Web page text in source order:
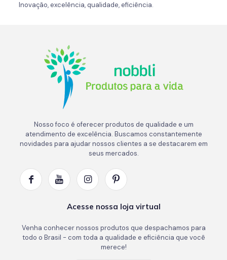
Inovação, excelência, qualidade, eficiência.
Nosso foco é oferecer produtos de qualidade e um
atendimento de excelência. Buscamos constantemente
novidades para ajudar nossos clientes a se destacarem em
seus mercados.
Acesse nossa loja virtual
Venha conhecer nossos produtos que despachamos para
todo o Brasil - com toda a qualidade e eficiência que você
merece!